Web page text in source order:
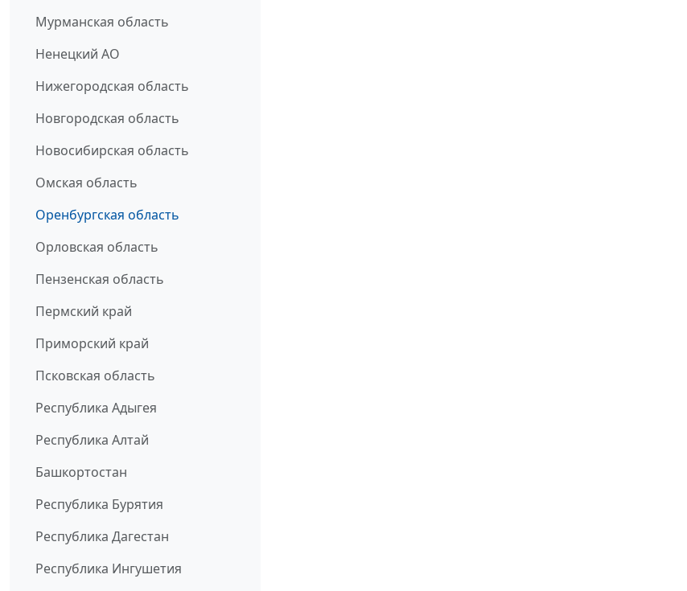
Мурманская область
Ненецкий АО
Нижегородская область
Новгородская область
Новосибирская область
Омская область
Оренбургская область
Орловская область
Пензенская область
Пермский край
Приморский край
Псковская область
Республика Адыгея
Республика Алтай
Башкортостан
Республика Бурятия
Республика Дагестан
Республика Ингушетия